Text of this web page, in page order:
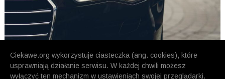
Ciekawe.org wykorzystuje ciasteczka (ang. cookies), które
usprawniają działanie serwisu. W każdej chwili możesz
wyłączyć ten mechanizm w ustawieniach swojej przeglądarki.